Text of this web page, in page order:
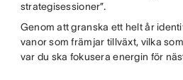
strategisessioner”.
Genom att granska ett helt år
vanor som främjar tillväxt, vilka
var du ska fokusera energin för